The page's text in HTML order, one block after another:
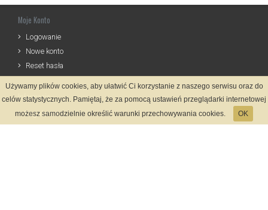
Moje Konto
Logowanie
Nowe konto
Reset hasła
Informacje
Regulamin
Używamy plików cookies, aby ułatwić Ci korzystanie z naszego serwisu oraz do
celów statystycznych. Pamiętaj, że za pomocą ustawień przeglądarki internetowej
możesz samodzielnie określić warunki przechowywania cookies.
OK